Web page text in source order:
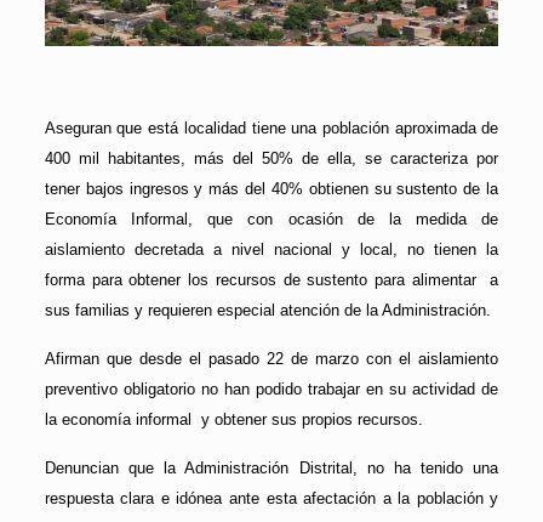
Aseguran que está localidad tiene una población aproximada de
400 mil habitantes, más del 50% de ella, se caracteriza por
tener bajos ingresos y más del 40% obtienen su sustento de la
Economía Informal, que con ocasión de la medida de
aislamiento decretada a nivel nacional y local, no tienen la
forma para obtener los recursos de sustento para alimentar a
sus familias y requieren especial atención de la Administración.
Afirman que desde el pasado 22 de marzo con el aislamiento
preventivo obligatorio no han podido trabajar en su actividad de
la economía informal y obtener sus propios recursos.
Denuncian que la Administración Distrital, no ha tenido una
respuesta clara e idónea ante esta afectación a la población y